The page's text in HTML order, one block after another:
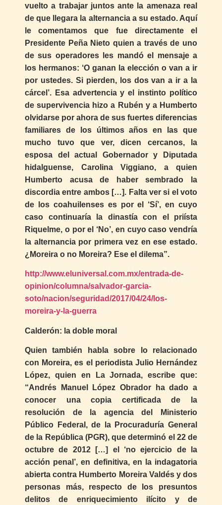
vuelto a trabajar juntos ante la amenaza real
de que llegara la alternancia a su estado. Aquí
le comentamos que fue directamente el
Presidente Peña Nieto quien a través de uno
de sus operadores les mandó el mensaje a
los hermanos: ‘O ganan la elección o van a ir
por ustedes. Si pierden, los dos van a ir a la
cárcel’. Esa advertencia y el instinto político
de supervivencia hizo a Rubén y a Humberto
olvidarse por ahora de sus fuertes diferencias
familiares de los últimos años en las que
mucho tuvo que ver, dicen cercanos, la
esposa del actual Gobernador y Diputada
hidalguense, Carolina Viggiano, a quien
Humberto acusa de haber sembrado la
discordia entre ambos […]. Falta ver si el voto
de los coahuilenses es por el ‘Sí’, en cuyo
caso continuaría la dinastía con el priísta
Riquelme, o por el ‘No’, en cuyo caso vendría
la alternancia por primera vez en ese estado.
¿Moreira o no Moreira? Ese el dilema”.
http://www.eluniversal.com.mx/entrada-de-
opinion/columna/salvador-garcia-
soto/nacion/seguridad/2017/04/24/los-
moreira-y-la-guerra
Calderón: la doble moral
Quien también habla sobre lo relacionado
con Moreira, es el periodista Julio Hernández
López, quien en La Jornada, escribe que:
“Andrés Manuel López Obrador ha dado a
conocer una copia certificada de la
resolución de la agencia del Ministerio
Público Federal, de la Procuraduría General
de la República (PGR), que determinó el 22 de
octubre de 2012 […] el ‘no ejercicio de la
acción penal’, en definitiva, en la indagatoria
abierta contra Humberto Moreira Valdés y dos
personas más, respecto de los presuntos
delitos de enriquecimiento ilícito y de